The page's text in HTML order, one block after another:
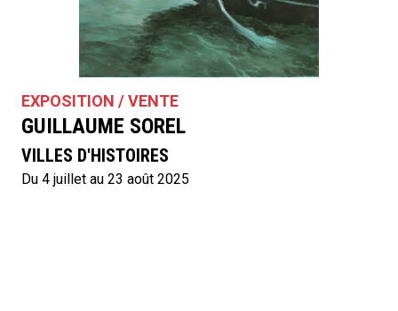
EXPOSITION / VENTE
GUILLAUME SOREL
VILLES D'HISTOIRES
Du 4 juillet au 23 août 2025